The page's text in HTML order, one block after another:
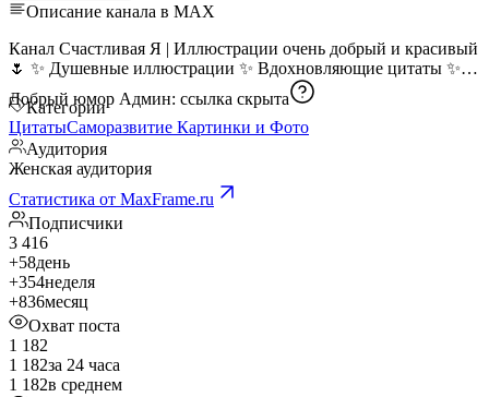
Описание канала в MAX
Канал Счастливая Я | Иллюстрации очень добрый и красивый
🌷 ✨ Душевные иллюстрации ✨ Вдохновляющие цитаты ✨
Добрый юмор Админ: ссылка скрыта
Категории
ЦитатыСаморазвитие Картинки и Фото
Аудитория
Женская аудитория
Статистика от MaxFrame.ru
Подписчики
3 416
+58день
+354неделя
+836месяц
Охват поста
1 182
1 182за 24 часа
1 182в среднем